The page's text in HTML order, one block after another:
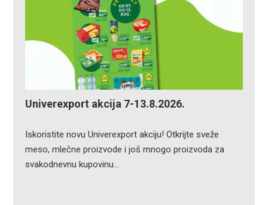
Univerexport akcija 7-13.8.2026.
Iskoristite novu Univerexport akciju! Otkrijte sveže
meso, mlečne proizvode i još mnogo proizvoda za
svakodnevnu kupovinu…